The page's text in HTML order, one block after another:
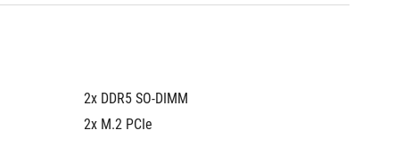
2x DDR5 SO-DIMM
2x M.2 PCIe